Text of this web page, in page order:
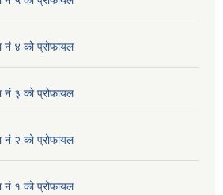
नं ४ को प्रोफायल
नं ३ को प्रोफायल
नं २ को प्रोफायल
नं १ को प्रोफायल